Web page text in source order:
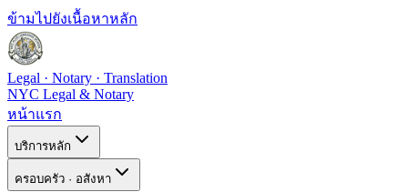
ข้ามไปยังเนื้อหาหลัก
Legal · Notary · Translation
NYC Legal & Notary
หน้าแรก
บริการหลัก
ครอบครัว · อสังหา